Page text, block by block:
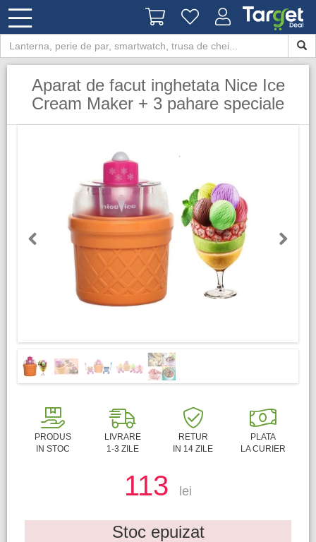
Aparat de facut inghetata Nice Ice
Cream Maker + 3 pahare speciale
PRODUS
IN STOC
LIVRARE
1-3 ZILE
RETUR
IN 14 ZILE
PLATA
LA CURIER
113 lei
Stoc epuizat